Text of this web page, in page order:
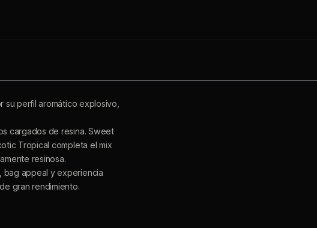
su perfil aromático explosivo,
cargados de resina. Sweet
Tropical completa el mix
resinosa.
bag appeal y experiencia
gran rendimiento.